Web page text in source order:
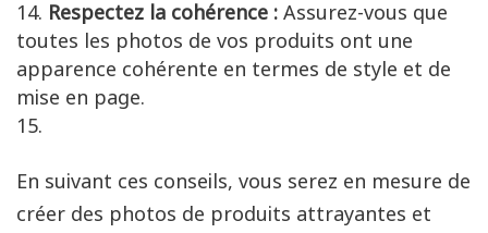
Respectez la cohérence :Assurez-vous que
toutes les photos de vos produits ont une
apparence cohérente en termes de style et de
mise en page.
En suivant ces conseils, vous serez en mesure de
créer des photos de produits attrayantes et